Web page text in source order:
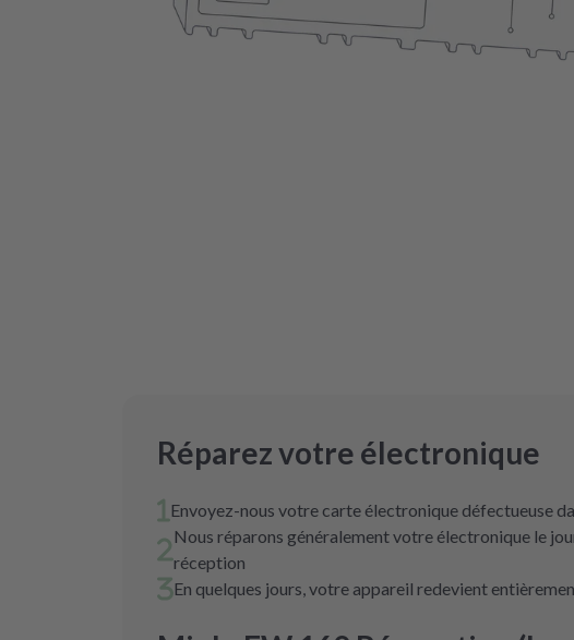
Réparez votre électronique
Envoyez-nous votre carte électronique défectueuse
Nous réparons généralement votre électronique le
réception
En quelques jours, votre appareil redevient